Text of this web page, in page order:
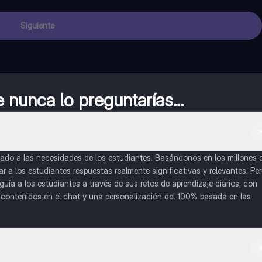
Siguiente
nunca lo preguntarías...
a las necesidades de los estudiantes. Basándonos en los millones
a los estudiantes respuestas realmente significativas y relevantes.
a los estudiantes a través de sus retos de aprendizaje diarios, con
en el chat y una personalización del 100% basada en las